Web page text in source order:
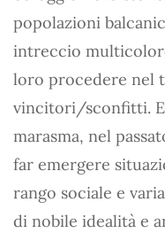
popolazioni
intreccio
loro procedere nel
vincitori/sconfitti. E
marasma, nel
far emergere
rango sociale e
di nobile idealità e